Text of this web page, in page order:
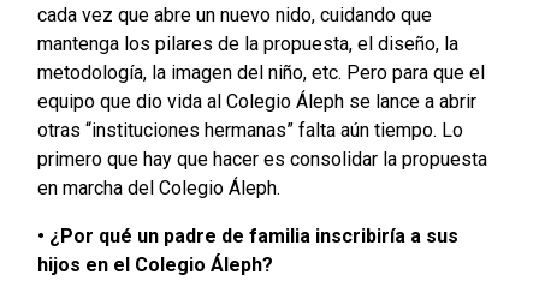
cada vez que abre un nuevo nido, cuidando que
mantenga los pilares de la propuesta, el diseño, la
metodología, la imagen del niño, etc. Pero para que el
equipo que dio vida al Colegio Áleph se lance a abrir
otras “instituciones hermanas” falta aún tiempo. Lo
primero que hay que hacer es consolidar la propuesta
en marcha del Colegio Áleph.
• ¿Por qué un padre de familia inscribiría a sus
hijos en el Colegio Áleph?